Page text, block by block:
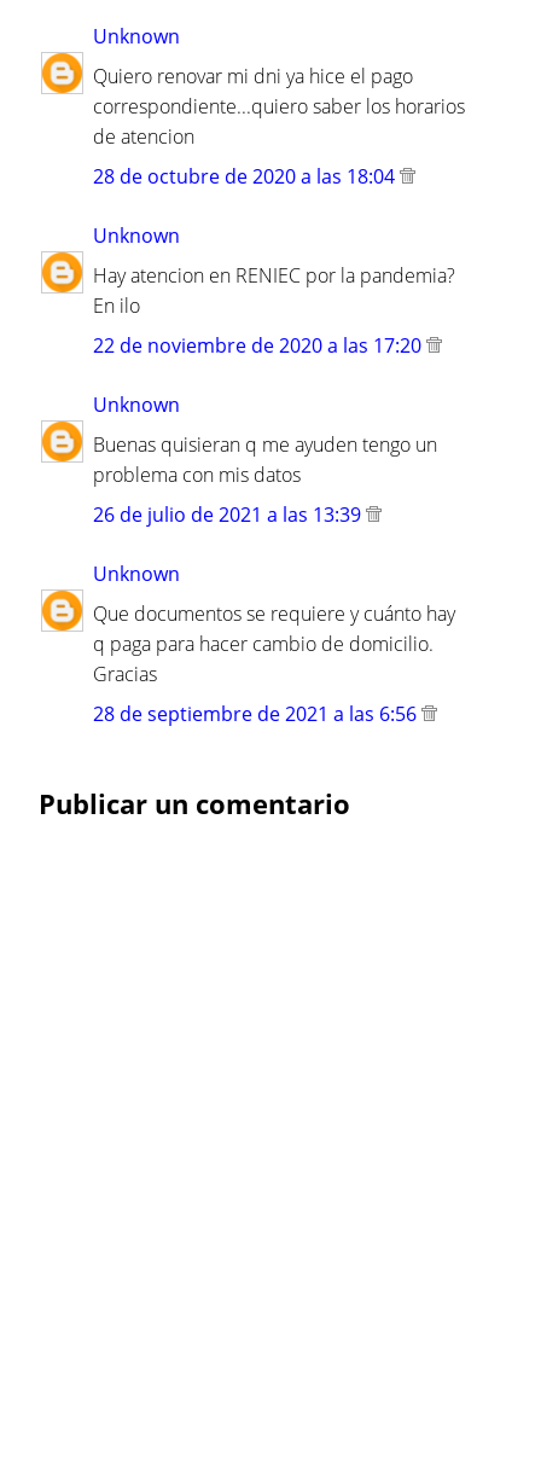
Unknown
Quiero renovar mi dni ya hice el pago
correspondiente...quiero saber los horarios
de atencion
28 de octubre de 2020 a las 18:04
Unknown
Hay atencion en RENIEC por la pandemia?
En ilo
22 de noviembre de 2020 a las 17:20
Unknown
Buenas quisieran q me ayuden tengo un
problema con mis datos
26 de julio de 2021 a las 13:39
Unknown
Que documentos se requiere y cuánto hay
q paga para hacer cambio de domicilio.
Gracias
28 de septiembre de 2021 a las 6:56
Publicar un comentario